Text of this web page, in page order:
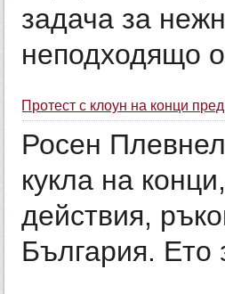
задача за
неподходящо
Протест с клоун на конци
Росен
кукла на
действия,
България.